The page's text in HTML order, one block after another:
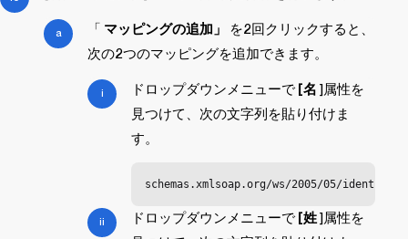
「 マッピングの追加」
を2回クリックすると、
次の2つのマッピングを追加できます。
ドロップダウンメニューで [名 ]属性を
見つけて、次の文字列を貼り付けま
す。
schemas.xmlsoap.org/ws/2005/05/identity/
ドロップダウンメニューで [姓]属性を